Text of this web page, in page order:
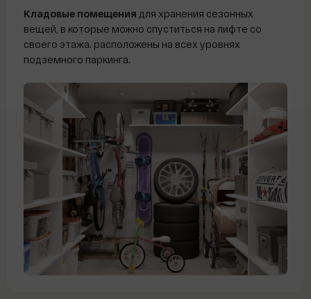
Кладовые помещения для хранения сезонных
вещей, в которые можно спуститься на лифте со
своего этажа. расположены на всех уровнях
подземного паркинга.